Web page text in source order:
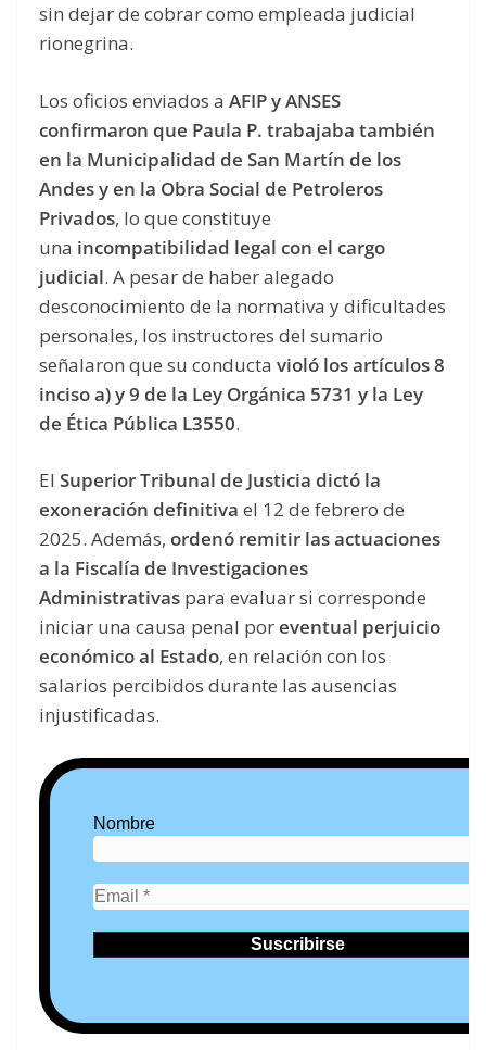
sin dejar de cobrar como empleada judicial
rionegrina.
Los oficios enviados a AFIP y ANSES
confirmaron que Paula P. trabajaba también
en la Municipalidad de San Martín de los
Andes y en la Obra Social de Petroleros
Privados, lo que constituye
una incompatibilidad legal con el cargo
judicial. A pesar de haber alegado
desconocimiento de la normativa y dificultades
personales, los instructores del sumario
señalaron que su conducta violó los artículos 8
inciso a) y 9 de la Ley Orgánica 5731 y la Ley
de Ética Pública L3550.
El Superior Tribunal de Justicia dictó la
exoneración definitiva el 12 de febrero de
2025. Además, ordenó remitir las actuaciones
a la Fiscalía de Investigaciones
Administrativas para evaluar si corresponde
iniciar una causa penal por eventual perjuicio
económico al Estado, en relación con los
salarios percibidos durante las ausencias
injustificadas.
Nombre